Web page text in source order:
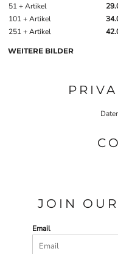
51 + Artikel
101 + Artikel
251 + Artikel
WEITERE BILDER
JOIN
Email